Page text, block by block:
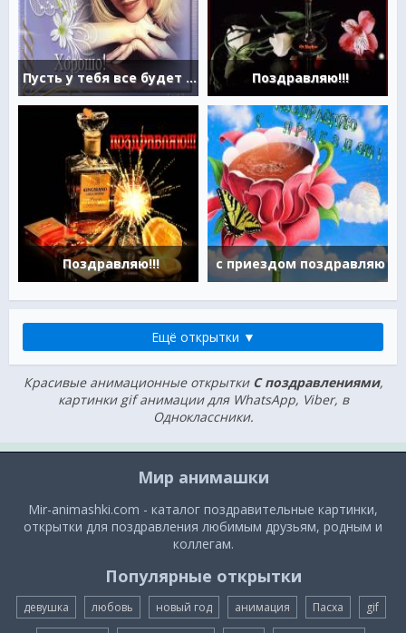
Пусть у тебя все будет хорошо Поздравляю!!!
Поздравляю!!! с приездом поздравляю
Ещё открытки ▼
Красивые анимационные открытки С поздравлениями,
картинки gif анимации для WhatsApp, Viber, в
Одноклассники.
Мир анимашки
Mir-animashki.com - каталог поздравительные картинки,
открытки для поздравления любимым друзьям, родным и
коллегам.
Популярные открытки
девушка любовь новый год анимация Пасха gif